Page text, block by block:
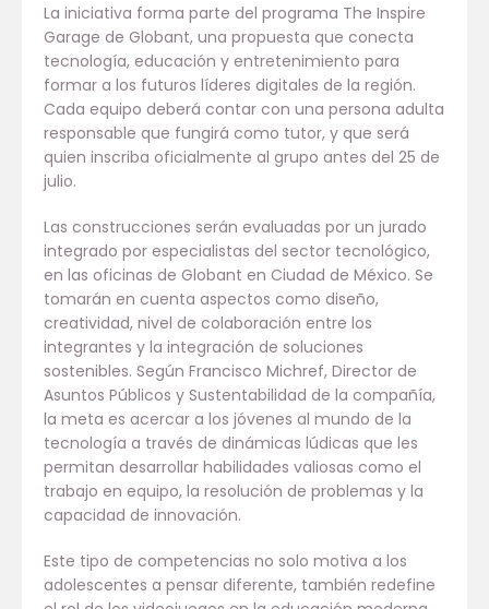
La iniciativa forma parte del programa The Inspire
Garage de Globant, una propuesta que conecta
tecnología, educación y entretenimiento para
formar a los futuros líderes digitales de la región.
Cada equipo deberá contar con una persona adulta
responsable que fungirá como tutor, y que será
quien inscriba oficialmente al grupo antes del 25 de
julio.
Las construcciones serán evaluadas por un jurado
integrado por especialistas del sector tecnológico,
en las oficinas de Globant en Ciudad de México. Se
tomarán en cuenta aspectos como diseño,
creatividad, nivel de colaboración entre los
integrantes y la integración de soluciones
sostenibles. Según Francisco Michref, Director de
Asuntos Públicos y Sustentabilidad de la compañía,
la meta es acercar a los jóvenes al mundo de la
tecnología a través de dinámicas lúdicas que les
permitan desarrollar habilidades valiosas como el
trabajo en equipo, la resolución de problemas y la
capacidad de innovación.
Este tipo de competencias no solo motiva a los
adolescentes a pensar diferente, también redefine